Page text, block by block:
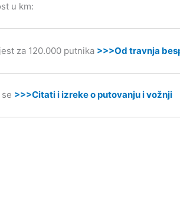
u km:
za 120.000 putnika >>>Od travnja
>>>Citati i izreke o putovanju i vožnji